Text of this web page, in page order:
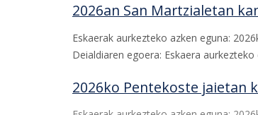
2026an San Martzialetan
Eskaerak aurkezteko azken eguna:
Deialdiaren egoera: Eskaera aurkezteko
2026ko Pentekoste jaietan